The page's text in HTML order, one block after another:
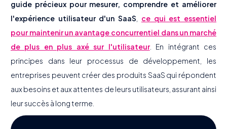
guide précieux pour mesurer, comprendre et améliorer
l'expérience utilisateur d'un SaaS
ce qui est essentiel
pour maintenir un avantage concurrentiel dans un marché
de plus en plus axé sur l'utilisateur. En intégrant ces
principes dans leur processus de développement, les
entreprises peuvent créer des produits SaaS qui répondent
aux besoins et aux attentes de leurs utilisateurs, assurant ainsi
leur succès à long terme.